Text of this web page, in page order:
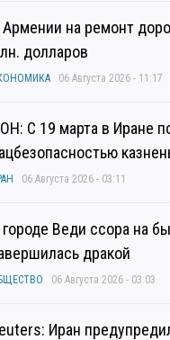
на ремонт
долларов
06 Августа 2026 - 11:17
С 19 марта в Иране
06 Августа 2026 - 03:11
Веди ссора на
дракой
06 Августа 2026 - 03:03
Иран